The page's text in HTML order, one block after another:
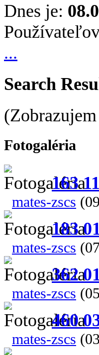
Dnes je:
...
Search
Fotogaléria
163
mates-zscs
183
mates-zscs
362
mates-zscs
460
mates-zscs